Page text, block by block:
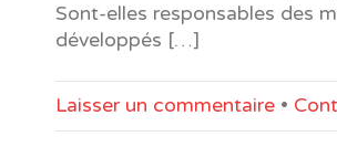
Sont-elles responsables des
développés […]
Laisser un commentaire •